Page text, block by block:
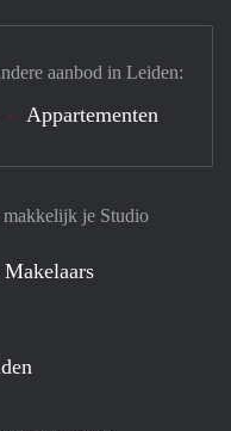
je Studio
aanbod in Leiden:
Appartementen